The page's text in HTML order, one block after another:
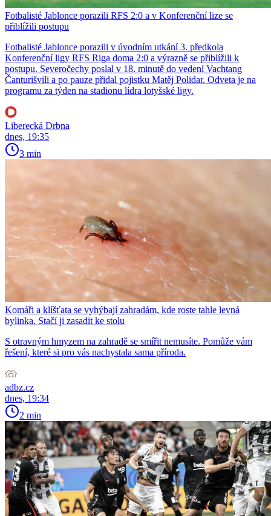
Fotbalisté Jablonce porazili RFS 2:0 a v Konferenční lize se
přiblížili postupu
Fotbalisté Jablonce porazili v úvodním utkání 3. předkola
Konferenční ligy RFS Riga doma 2:0 a výrazně se přiblížili k
postupu. Severočechy poslal v 18. minutě do vedení Vachtang
Čanturišvili a po pauze přidal pojistku Matěj Polidar. Odveta je na
programu za týden na stadionu lídra lotyšské ligy.
Liberecká Drbna
dnes, 19:35
3 min
Komáři a klíšťata se vyhýbají zahradám, kde roste tahle levná
bylinka. Stačí ji zasadit ke stolu
S otravným hmyzem na zahradě se smířit nemusíte. Pomůže vám
řešení, které si pro vás nachystala sama příroda.
adbz.cz
dnes, 19:34
2 min